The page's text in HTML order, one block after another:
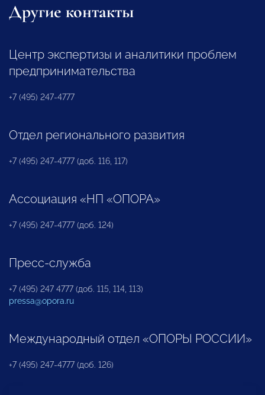
Другие контакты
Центр экспертизы и аналитики проблем
предпринимательства
+7 (495) 247-4777
Отдел регионального развития
+7 (495) 247-4777 (доб. 116, 117)
Ассоциация «НП «ОПОРА»
+7 (495) 247-4777 (доб. 124)
Пресс-служба
+7 (495) 247 4777 (доб. 115, 114, 113)
pressa@opora.ru
Международный отдел «ОПОРЫ РОССИИ»
+7 (495) 247-4777 (доб. 126)